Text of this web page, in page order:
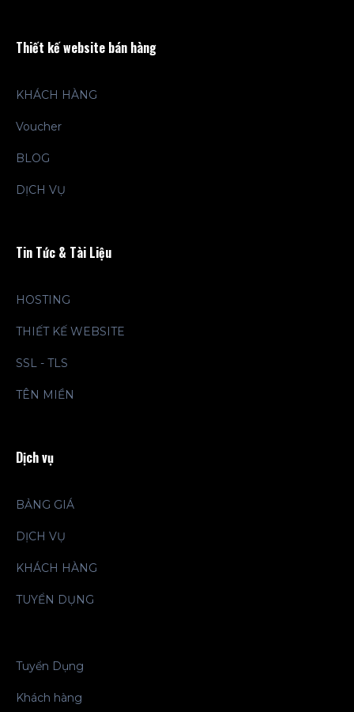
Thiết kế website bán hàng
KHÁCH HÀNG
Voucher
BLOG
DỊCH VỤ
Tin Tức & Tài Liệu
HOSTING
THIẾT KẾ WEBSITE
SSL - TLS
TÊN MIỀN
Dịch vụ
BẢNG GIÁ
DỊCH VỤ
KHÁCH HÀNG
TUYỂN DỤNG
Tuyển Dụng
Khách hàng